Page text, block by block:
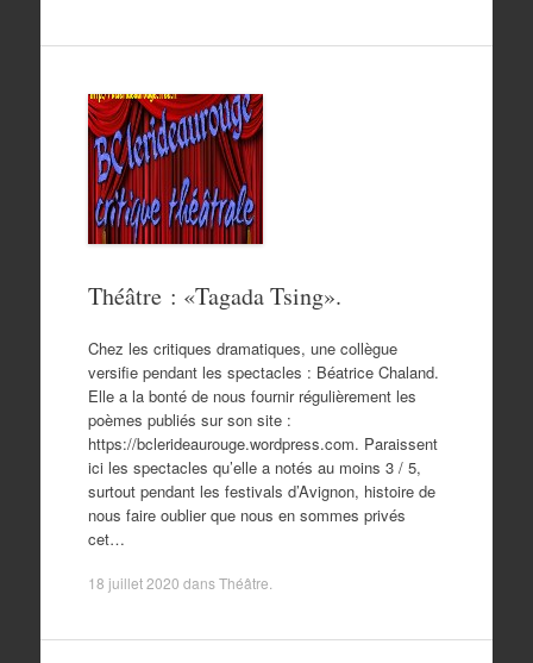
Théâtre : «Tagada Tsing».
Chez les critiques dramatiques, une collègue
versifie pendant les spectacles : Béatrice Chaland.
Elle a la bonté de nous fournir régulièrement les
poèmes publiés sur son site :
https://bclerideaurouge.wordpress.com. Paraissent
ici les spectacles qu’elle a notés au moins 3 / 5,
surtout pendant les festivals d’Avignon, histoire de
nous faire oublier que nous en sommes privés
cet…
18 juillet 2020 dansThéâtre